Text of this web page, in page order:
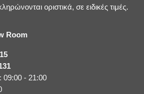
οριστικά, σε ειδικές τιμές.
Room
09:00 - 21:00